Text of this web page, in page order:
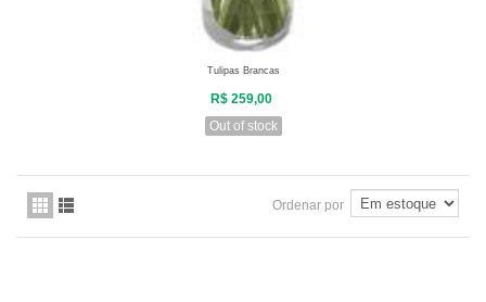
Tulipas Brancas
R$ 259,00
Out of stock
Ordenar por